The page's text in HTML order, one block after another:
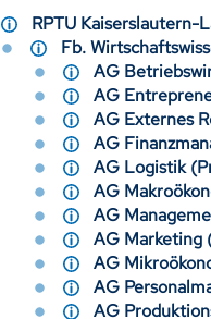
RPTU
Fb.
AG
AG
AG Externes
AG
AG Logistik
AG
AG
AG
AG
AG
AG